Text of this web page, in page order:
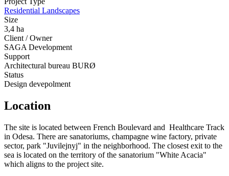
Residential Landscapes
Size
3,4 ha
Client / Owner
SAGA Development
Support
Architectural bureau BURØ
Status
Design devepolment
Location
The site is located between French Boulevard and Healthcare Track
in Odesa. There are sanatoriums, champagne wine factory, private
sector, park "Juvilejnyj" in the neighborhood. The closest exit to the
sea is located on the territory of the sanatorium "White Acacia"
which aligns to the project site.